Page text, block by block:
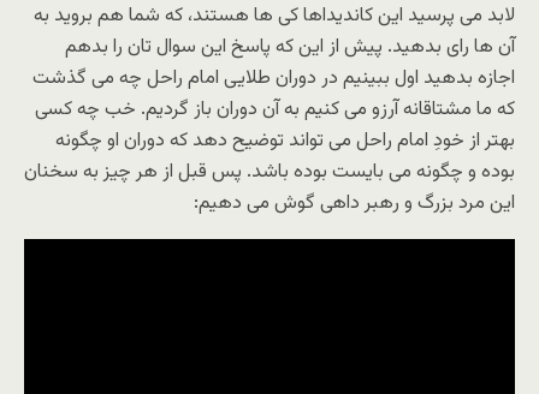
لابد مى پرسید این کاندیداها کى ها هستند، که شما هم بروید به
آن ها راى بدهید. پیش از این که پاسخ این سوال تان را بدهم
اجازه بدهید اول ببینیم در دوران طلایى امام راحل چه مى گذشت
که ما مشتاقانه آرزو مى کنیم به آن دوران باز گردیم. خب چه کسى
بهتر از خودِ امام راحل مى تواند توضیح دهد که دوران او چگونه
بوده و چگونه مى بایست بوده باشد. پس قبل از هر چیز به سخنان
این مرد بزرگ و رهبر داهى گوش مى دهیم: